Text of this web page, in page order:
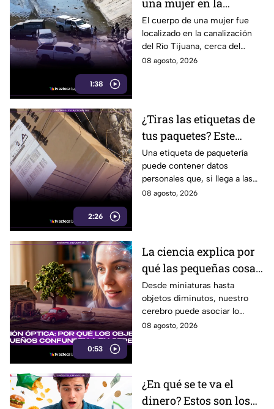
1:38
una mujer en la
canalización del Río
Tijuana; presentaba
quemaduras
El cuerpo de una mujer fue
localizado en la canalización
del Río Tijuana, cerca del
cruce fronterizo, durante la
08 agosto, 2026
2:26
¿Tiras las etiquetas de
tus paquetes? Este
pequeño descuido
podría ponerte en
riesgo en Tijuana
Una etiqueta de paquetería
puede contener datos
personales que, si llega a las
manos equivocadas, podrían
08 agosto, 2026
0:53
La ciencia explica por
qué las pequeñas cosas
nos parecen tan
adorables
Desde miniaturas hasta
objetos diminutos, nuestro
cerebro puede asociar lo
pequeño con ternura,
08 agosto, 2026
¿En qué se te va el
dinero? Estos son los